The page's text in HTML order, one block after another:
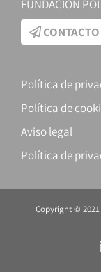
FUNDACIÓN
CONTACTO
Política de
Política de
Aviso legal
Política de
Copyright © 2021